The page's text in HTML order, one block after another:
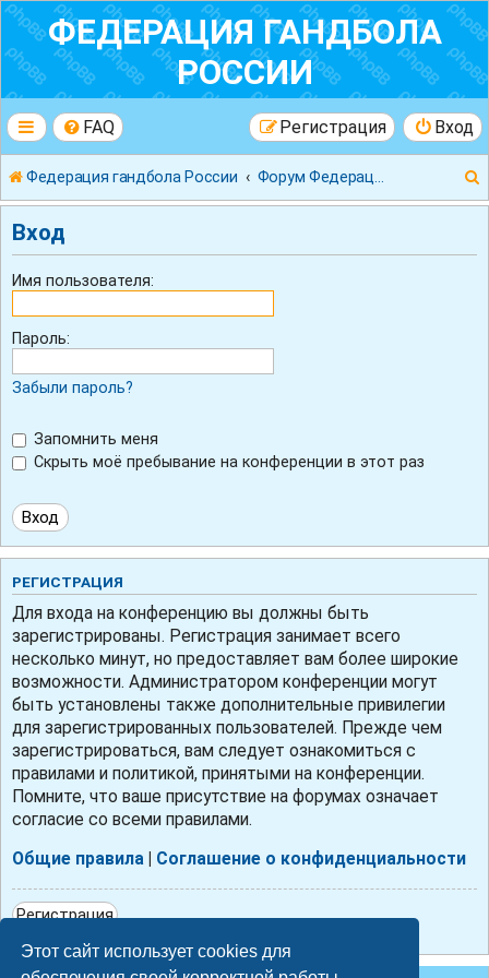
Этот сайт использует cookies для
ФЕДЕРАЦИЯ ГАНДБОЛА
РОССИИ
FAQ Вход
Регистрация
Федерация гандбола России
Вход
Имя пользователя:
Пароль:
Забыли пароль?
Запомнить меня
Скрыть моё пребывание на конференции в этот раз
РЕГИСТРАЦИЯ
Для входа на конференцию вы должны быть
зарегистрированы. Регистрация занимает всего
несколько минут, но предоставляет вам более широкие
возможности. Администратором конференции могут
быть установлены также дополнительные привилегии
для зарегистрированных пользователей. Прежде чем
зарегистрироваться, вам следует ознакомиться с
правилами и политикой, принятыми на конференции.
Помните, что ваше присутствие на форумах означает
согласие со всеми правилами.
Общие правила Соглашение о конфиденциальности
Регистрация